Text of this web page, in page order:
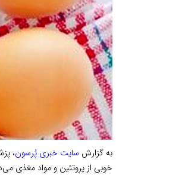
به گزارش سایت خبری پُرسون،
خوبی از پروتئین و مواد مغذی